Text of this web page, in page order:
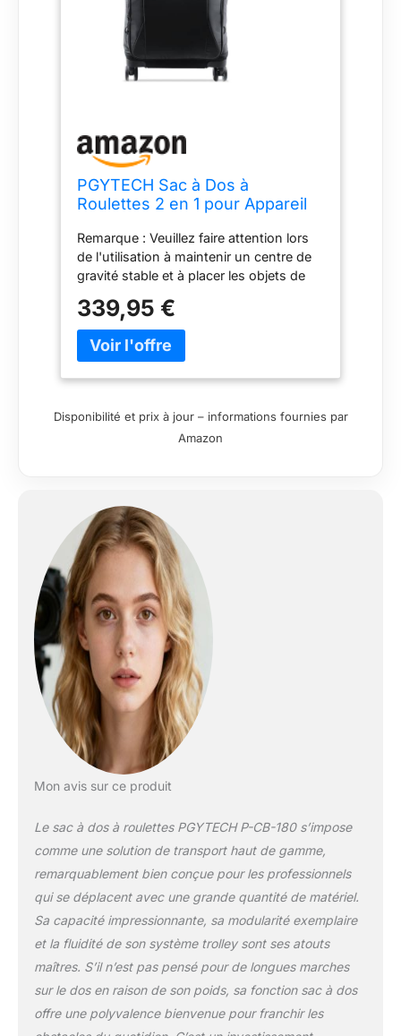
PGYTECH Sac à Dos à
Roulettes 2 en 1 pour Appareil
Numérique/SLR/Trépied de
Voyage, Bagage à Roulettes
avec et Housse de Pluie,
Compatible avec Ordinateur
Portable 17 Pouces
Canon/Nikon
Remarque : Veuillez faire attention lors
de l'utilisation à maintenir un centre de
gravité stable et à placer les objets de
boîte ne se renverse Mode double : Le
mode valise à roulettes convient aux
surfaces urbaines et autres surfaces
outdoor complexes Rangement
personnalisé : Le compartiment principal
compartiment avant extensible de 10
litres est idéal pour les cardans, les
vêtements, etc. Le sac de rangement
numérique fourni est parfait pour les
piles et les accessoires numériques et
facilite les contrôles de sécurité à
l'aéroport Accessoire de haute
performance : Ses doubles roues
silencieuses et puissantes peuvent être
rapidement démontées et offrent
jusqu'à 8 % d'espace en plus qu'un
bagage à main classique, tout en
respectant toujours les normes des
compagnies aériennes. La poignée en
aluminium à trois niveaux assure une
optimise l’espace requis Compartiments
stabilité et équilibre. Le sac à dos
dispose de plusieurs poches internes
pour les accessoires et d'une poche
extérieure zippée pour un accès facile
poches latérales peuvent contenir des
bouteilles d'eau ou des trépieds
Artisanat de qualité : le sac à dos est
fabriqué en tissu PU résistant aux
éclaboussures de haute qualité,
339,95 €
Disponibilité et prix à jour – informations fournies par
Amazon
Mon avis sur ce produit
Le sac à dos à roulettes PGYTECH P-CB-180 s’impose
comme une solution de transport haut de gamme,
remarquablement bien conçue pour les professionnels
qui se déplacent avec une grande quantité de matériel.
Sa capacité impressionnante, sa modularité exemplaire
et la fluidité de son système trolley sont ses atouts
maîtres. S’il n’est pas pensé pour de longues marches
sur le dos en raison de son poids, sa fonction sac à dos
offre une polyvalence bienvenue pour franchir les